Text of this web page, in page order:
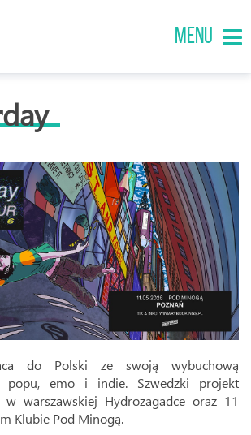
MENU
do Polski ze swoją wybuchową
popu, emo i indie. Szwedzki projekt
warszawskiej Hydrozagadce oraz 11
Klubie Pod Minogą.